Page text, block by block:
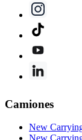
Camiones
New